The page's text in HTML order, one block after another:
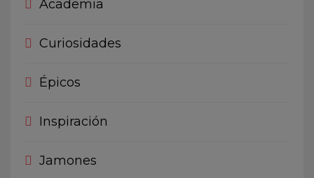
Academia
Curiosidades
Épicos
Inspiración
Jamones